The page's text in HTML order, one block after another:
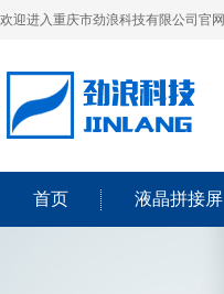
欢迎进入重庆市劲浪科技有限公司官网
首页 液晶拼接屏